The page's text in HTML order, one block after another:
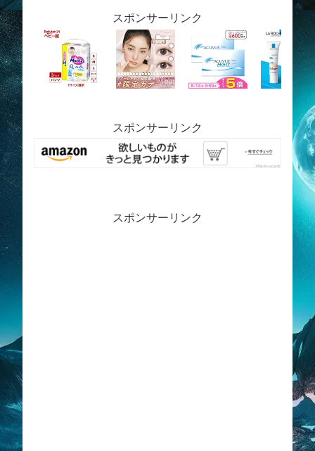
スポンサーリンク
スポンサーリンク
スポンサーリンク